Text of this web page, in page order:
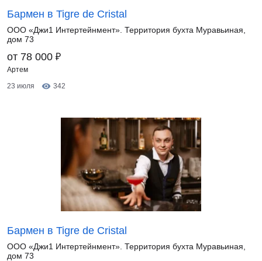
Бармен в Tigre de Cristal
ООО «Джи1 Интертейнмент». Территория бухта Муравьиная,
дом 73
от 78 000 ₽
Артем
23 июля
342
Бармен в Tigre de Cristal
ООО «Джи1 Интертейнмент». Территория бухта Муравьиная,
дом 73